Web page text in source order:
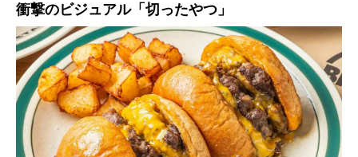
衝撃のビジュアル「切ったやつ」